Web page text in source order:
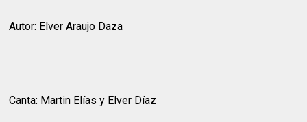
Autor: Elver Araujo Daza
Canta: Martin Elías y Elver Díaz